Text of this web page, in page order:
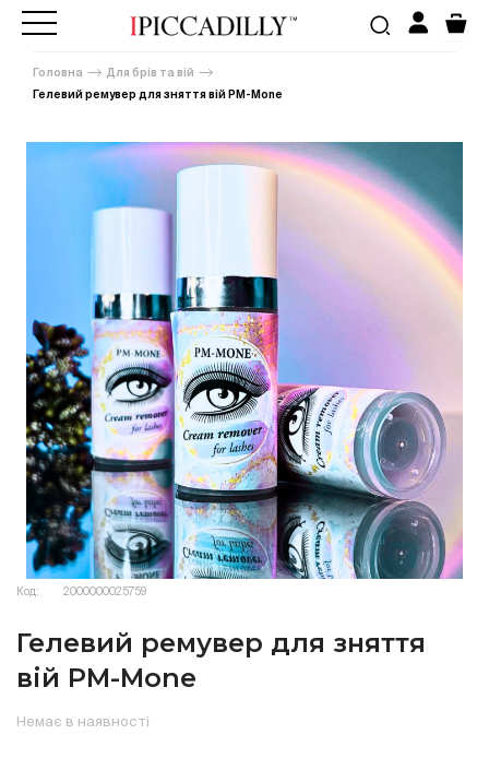
Головна
Для брів та вій
Гелевий ремувер для зняття вій PM-Mone
Код: 2000000025759
Гелевий ремувер для зняття
вій PM-Mone
Немає в наявності